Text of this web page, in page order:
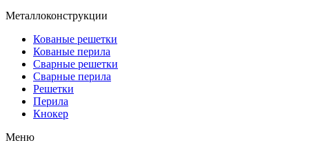
Металлоконструкции
Кованые решетки
Кованые перила
Сварные решетки
Сварные перила
Решетки
Перила
Кнокер
Меню